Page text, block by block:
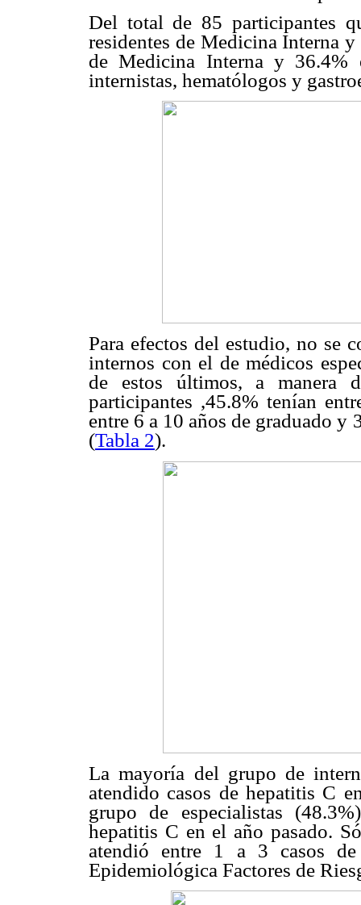
Del total de 85 participantes
residentes de Medicina Interna
de Medicina Interna y 36.4%
internistas, hematólogos y
Para efectos del estudio, no se
internos con el de médicos
de estos últimos, a manera
participantes ,45.8% tenían
entre 6 a 10 años de graduado y
(Tabla 2).
La mayoría del grupo de
atendido casos de hepatitis C
grupo de especialistas
hepatitis C en el año pasado.
atendió entre 1 a 3 casos
Epidemiológica Factores de